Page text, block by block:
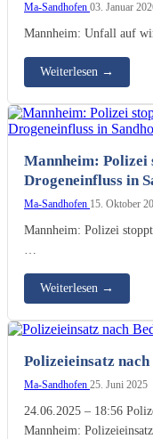
Ma-Sandhofen 03. Januar
Mannheim: Unfall auf
Weiterlesen →
Mannheim:
Drogeneinfluss in
Ma-Sandhofen 15. Oktober
Mannheim: Polizei
Weiterlesen →
Polizeieinsatz
Ma-Sandhofen 25. Juni 2025
24.06.2025 – 18:56
Mannheim: